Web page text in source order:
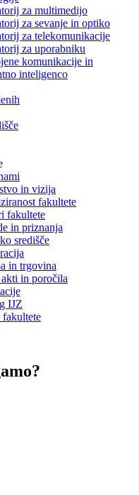
za multimedijo
za sevanje in optiko
za telekomunikacije
za uporabniku
komunikacije in
inteligenco
in vizija
fakultete
fakultete
in priznanja
središče
in trgovina
in poročila
IJZ
fakultete